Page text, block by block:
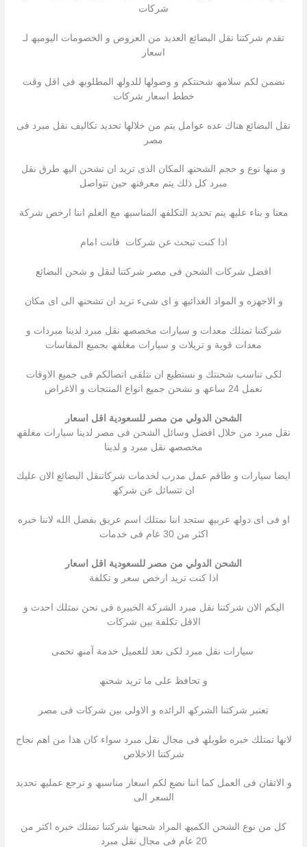
شركات
تقدم شركتنا نقل البضائع العدید من العروض و الخصومات الیومیھ لـ
اسعار
نضمن لكم سلامھ شحنتكم و وصولھا للدولھ المطلوبھ فى اقل وقت
خطط اسعار شركات
نقل البضائع ھناك عده عوامل یتم من خلالھا تحدید تكالیف نقل مبرد فى
مصر
و منھا نوع و حجم الشحنھ المكان الذى ترید ان تشحن الیھ طرق نقل
مبرد كل ذلك یتم معرفتھ حین تتواصل
معنا و بناء علیھ یتم تحدید التكلفھ المناسبھ مع العلم اننا ارخص شركة
اذا كنت تبحث عن شركات فانت امام
افضل شركات الشحن فى مصر شركتنا لنقل و شحن البضائع
و الاجھزه و المواد الغذائیھ و اى شىء ترید ان تشحنھ الى اى مكان
شركتنا تمتلك معدات و سیارات مخصصھ نقل مبرد لدینا مبردات و
معدات قویة و تریلات و سیارات مغلقھ بجمیع المقاسات
لكى تناسب شحنتك و نستطیع ان نتلقى اتصالكم فى جمیع الاوقات
نعمل 24 ساعھ و نشحن جمیع انواع المنتجات و الاغراض
الشحن الدولي من مصر للسعودية اقل اسعار
نقل مبرد من خلال افضل وسائل الشحن فى مصر لدینا سیارات مغلقھ
مخصصھ نقل مبرد و لدینا
ایضا سیارات و طاقم عمل مدرب لخدمات شركاتنقل البضائع الان علیك
ان تتسائل عن شركھ
او فى اى دولھ عربیھ ستجد اننا نمتلك اسم عریق بفضل الله لاننا خبره
اكثر من 30 عام فى خدمات
الشحن الدولي من مصر للسعودية اقل اسعار
اذا كنت ترید ارخص سعر و تكلفة
الیكم الان شركتنا نقل مبرد الشركة الخبیرة فى نحن نمتلك احدث و
الاقل تكلفة بین شركات
سیارات نقل مبرد لكى نعد للعمیل خدمة آمنھ تحمى
و تحافظ على ما ترید شحنھ
تعتبر شركتنا الشركھ الرائده و الاولى بین شركات فى مصر
لانھا تمتلك خبره طویلھ فى مجال نقل مبرد سواء كان ھذا من اھم نجاح
شركتنا الاخلاص
و الاتقان فى العمل كما اننا نضع لكم اسعار مناسبھ و ترجع عملیھ تحدید
السعر الى
كل من نوع الشحن الكمیھ المراد شحنھا شركتنا تمتلك خبره اكثر من
20 عام فى مجال نقل مبرد